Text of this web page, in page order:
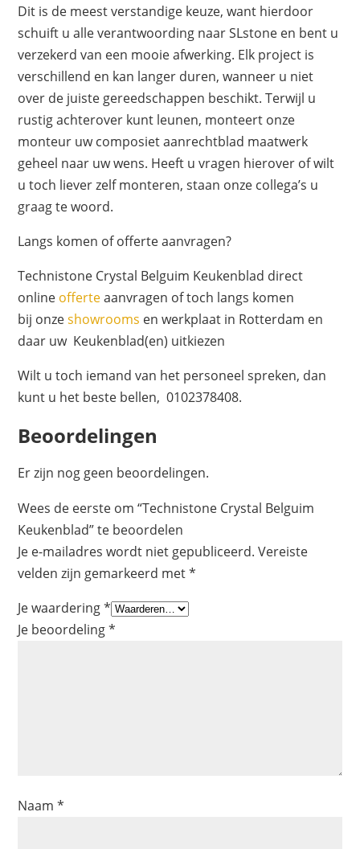
Dit is de meest verstandige keuze, want hierdoor
schuift u alle verantwoording naar SLstone en bent u
verzekerd van een mooie afwerking. Elk project is
verschillend en kan langer duren, wanneer u niet
over de juiste gereedschappen beschikt. Terwijl u
rustig achterover kunt leunen, monteert onze
monteur uw composiet aanrechtblad maatwerk
geheel naar uw wens. Heeft u vragen hierover of wilt
u toch liever zelf monteren, staan onze collega’s u
graag te woord.
Langs komen of offerte aanvragen?
Technistone Crystal Belguim Keukenblad direct
online offerteaanvragen of toch langs komen
bij onzeshowrooms en werkplaat in Rotterdam en
daar uw Keukenblad(en) uitkiezen
Wilt u toch iemand van het personeel spreken, dan
kunt u het beste bellen, 0102378408.
Beoordelingen
Er zijn nog geen beoordelingen.
Wees de eerste om “Technistone Crystal Belguim
Keukenblad” te beoordelen
Je e-mailadres wordt niet gepubliceerd. Vereiste
velden zijn gemarkeerd met*
Je waardering*
Je beoordeling*
Naam*